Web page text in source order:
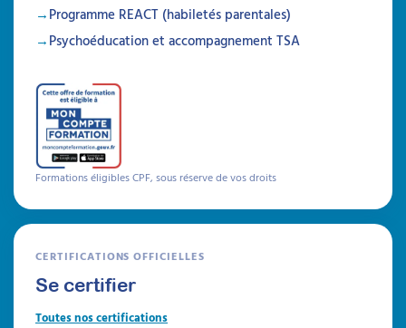
Un tableau « missions de
famille » pour structurer le
Un tableau hebdomadaire avec
des enfants TDAH. Apprenez à accompagner
les familles dans sa mise en place et à éviter
son efficacité.
Programme REACT (habiletés parentales)
Psychoéducation et accompagnement TSA
Formations éligibles CPF, sous réserve de vos droits
CERTIFICATIONS OFFICIELLES
Se certifier
Toutes nos certifications